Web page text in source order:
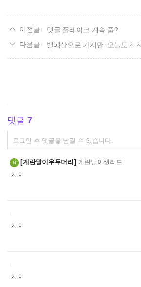
댓글 플레이크 계속 줌?
밸패산으로 가지만..오늘도ㅊㅊ
댓글 7
댓
글
쓰
기
계란말이우두머리 계란말이샐러드
ㅊㅊ
-
ㅊㅊ
-
ㅊㅊ